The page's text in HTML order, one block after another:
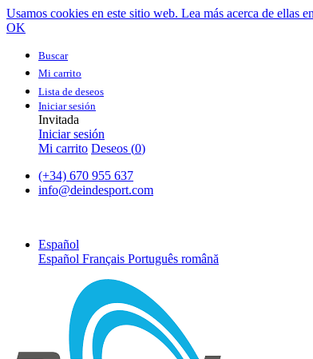
Usamos cookies en este sitio web. Lea más acerca de ellas
OK
Buscar
Mi carrito
Lista de deseos
Iniciar sesión
Invitada
Iniciar sesión
Mi carrito Deseos (0)
(+34) 670 955 637
info@deindesport.com
Español
Español Français Português română